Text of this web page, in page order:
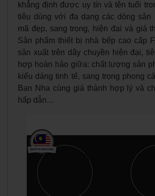
khẳng định được uy tín và tên tuổi
tiêu dùng với đa dạng các dòng sản
mã đẹp, sang trọng, hiện đại và giá
Sản phẩm thiết bị nhà bếp cao cấp
sản xuất trên dây chuyền hiện đại,
hợp hoàn hảo giữa: chất lượng sản
kiểu dáng tinh tế, sang trọng phong
Ban Nha cùng giá thành hợp lý và
hấp dẫn…